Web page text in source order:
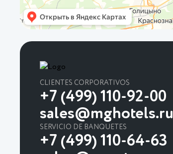
CLIENTES CORPORATIVOS
+7 (499) 110-92-00
sales@mghotels.ru
SERVICIO DE BANQUETES
+7 (499) 110-64-63